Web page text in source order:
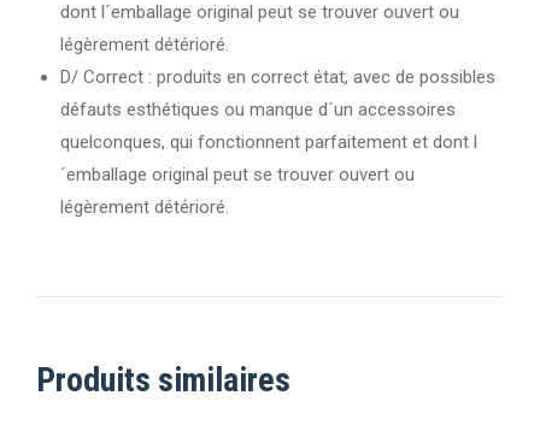
dont l´emballage original peut se trouver ouvert ou
légèrement détérioré.
D/ Correct : produits en correct état, avec de possibles
défauts esthétiques ou manque d´un accessoires
quelconques, qui fonctionnent parfaitement et dont l
´emballage original peut se trouver ouvert ou
légèrement détérioré.
Produits similaires